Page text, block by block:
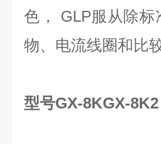
色， GLP服从除
物、电流线圈和比
型号GX-8KGX-